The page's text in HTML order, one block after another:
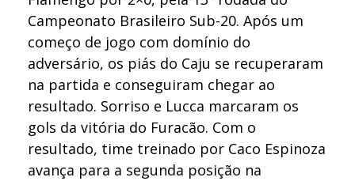
Campeonato Brasileiro Sub-20. Após um
começo de jogo com domínio do
adversário, os piás do Caju se recuperaram
na partida e conseguiram chegar ao
resultado. Sorriso e Lucca marcaram os
gols da vitória do Furacão. Com o
resultado, time treinado por Caco Espinoza
avança para a segunda posição na